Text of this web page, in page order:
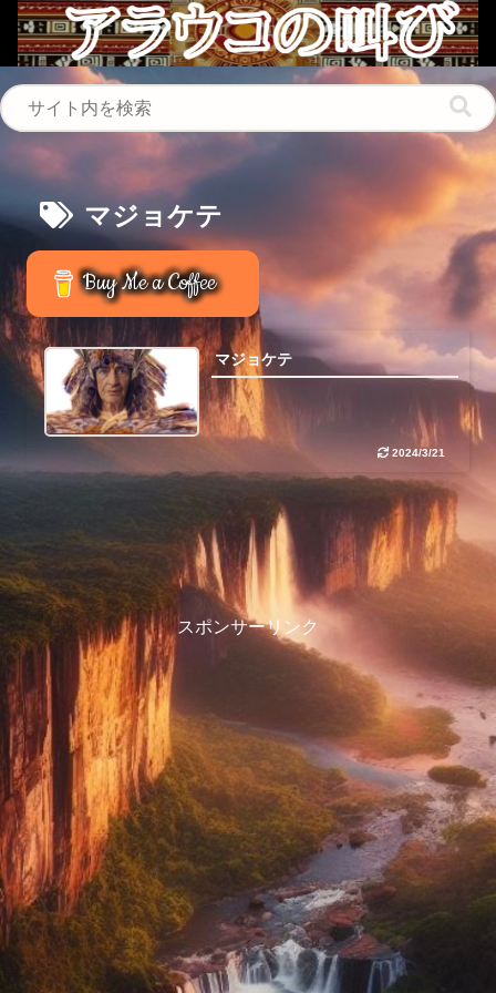
マジョケテ
Buy Me a Coffee
マジョケテ
2024/3/21
スポンサーリンク